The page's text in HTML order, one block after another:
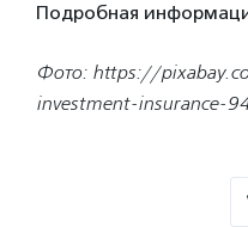
Подробная
Фото: https://
investment-insurance-